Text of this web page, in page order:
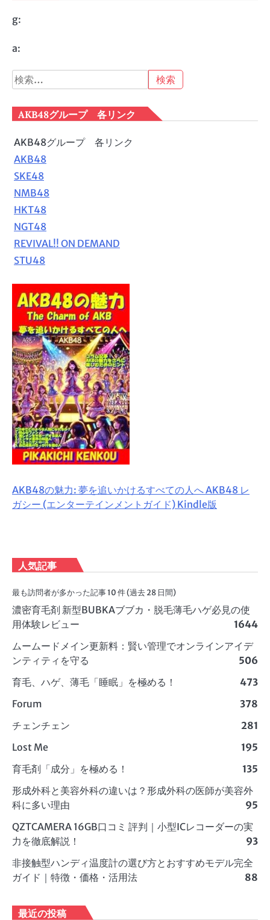
g:
a:
検
索:
AKB48グループ 各リンク
AKB48グループ 各リンク
AKB48
SKE48
NMB48
HKT48
NGT48
REVIVAL!! ON DEMAND
STU48
AKB48の魅力: 夢を追いかけるすべての人へ AKB48 レ
ガシー (エンターテインメントガイド) Kindle版
人気記事
最も訪問者が多かった記事 10 件 (過去 28 日間)
濃密育毛剤 新型BUBKAブブカ・脱毛薄毛ハゲ必見の使
用体験レビュー
1644
ムームードメイン更新料：賢い管理でオンラインアイデ
ンティティを守る
506
育毛、ハゲ、薄毛「睡眠」を極める！
473
Forum
378
チェンチェン
281
Lost Me
195
育毛剤「成分」を極める！
135
形成外科と美容外科の違いは？形成外科の医師が美容外
科に多い理由
95
QZTCAMERA 16GB口コミ 評判｜小型ICレコーダーの実
力を徹底解説！
93
非接触型ハンディ温度計の選び方とおすすめモデル完全
ガイド｜特徴・価格・活用法
88
最近の投稿